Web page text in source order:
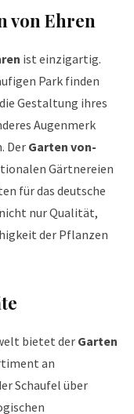
von Ehren
ist einzigartig.
Park finden
Gestaltung ihres
Augenmerk
Der Garten von-
Gärtnereien
für das deutsche
nur Qualität,
der Pflanzen
bietet der Garten
an
Schaufel über